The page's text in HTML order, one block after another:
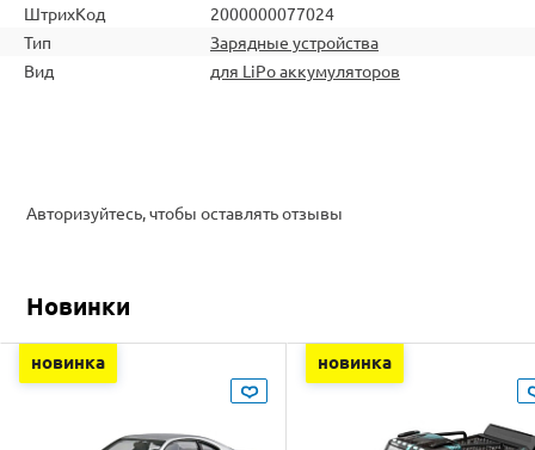
ШтрихКод
2000000077024
Тип
Зарядные устройства
Вид
для LiPo аккумуляторов
Авторизуйтесь, чтобы оставлять отзывы
Новинки
новинка новинка